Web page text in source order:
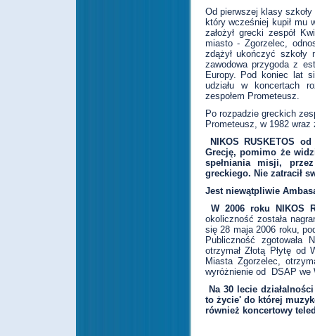
Od pierwszej klasy
który wcześniej kupił
założył grecki zespół
miasto - Zgorzelec,
zdążył ukończyć
zawodowa przygoda z
Europy. Pod koniec lat
udziału w koncertach
zespołem Prometeusz.
Po rozpadzie greckich
Prometeusz, w 1982
NIKOS RUSKETOS
Grecję, pomimo że
spełniania misji,
greckiego. Nie zatracił
Jest niewątpliwie
W 2006 roku NIKOS
okoliczność została
się 28 maja 2006 roku,
Publiczność zgotowała
otrzymał Złotą Płytę
Miasta Zgorzelec,
wyróżnienie od DSAP we
Na 30 lecie
to życie' do której
również koncertowy